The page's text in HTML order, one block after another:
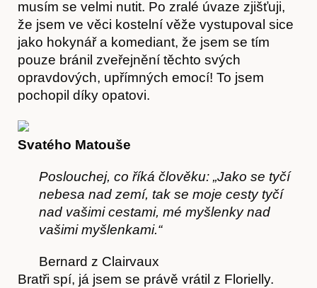
musím se velmi nutit. Po zralé úvaze zjišťuji,
že jsem ve věci kostelní věže vystupoval sice
jako hokynář a komediant, že jsem se tím
pouze bránil zveřejnění těchto svých
opravdových, upřímných emocí! To jsem
pochopil díky opatovi.
Svatého Matouše
Poslouchej, co říká člověku: „Jako se tyčí
nebesa nad zemí, tak se moje cesty tyčí
nad vašimi cestami, mé myšlenky nad
vašimi myšlenkami.“
Bernard z Clairvaux
Bratři spí, já jsem se právě vrátil z Florielly.